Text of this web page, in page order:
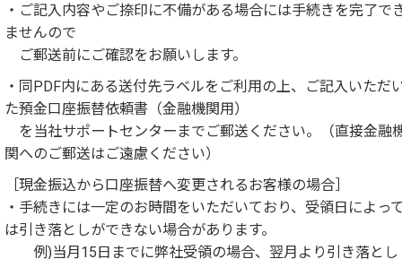
・ご記入内容やご捺印に不備がある場合には手続きを完了で
ませんので
ご郵送前にご確認をお願いします。
・同PDF内にある送付先ラベルをご利用の上、ご記入いただ
た預金口座振替依頼書（金融機関用）
を当社サポートセンターまでご郵送ください。（直接金融
関へのご郵送はご遠慮ください）
［現金振込から口座振替へ変更されるお客様の場合］
・手続きには一定のお時間をいただいており、受領日によっ
は引き落としができない場合があります。
例)当月15日までに弊社受領の場合、翌月より引き落とし